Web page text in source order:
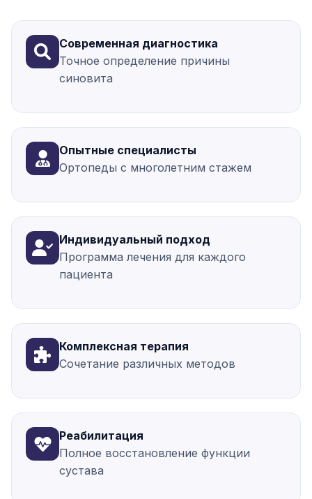
Современная диагностика
Точное определение причины
синовита
Опытные специалисты
Ортопеды с многолетним стажем
Индивидуальный подход
Программа лечения для каждого
пациента
Комплексная терапия
Сочетание различных методов
Реабилитация
Полное восстановление функции
сустава